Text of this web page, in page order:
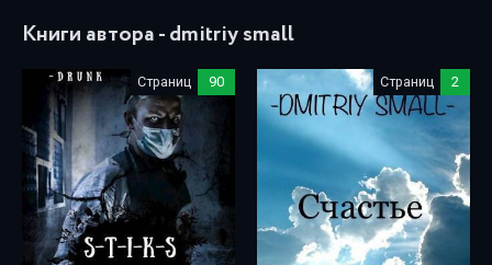
Книги автора - dmitriy small
Страниц 90 Страниц 2